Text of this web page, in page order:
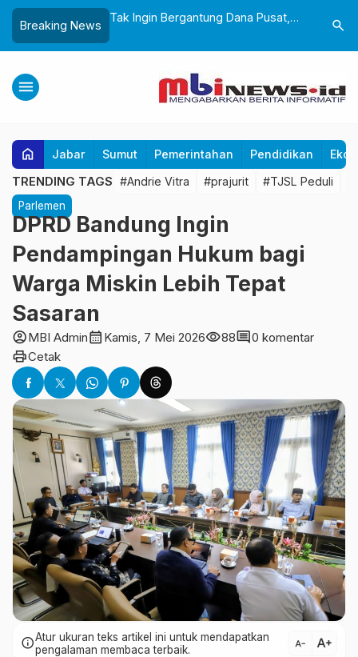
Breaking News
Mitigasi Bencana
Lewat Boneka
Tak Ingin Bergantung Dana Pusat,
PAD
Wali
Boleh
search
menu
home Jabar Sumut Pemerintahan Pendidikan
TRENDING TAGS #Andrie Vitra #prajurit #TJSL Peduli
Parlemen
DPRD Bandung Ingin
Pendampingan Hukum bagi
Warga Miskin Lebih Tepat
Sasaran
account_circleMBI Admincalendar_month Kamis, 7 Mei 2026visibility88comment0 komentar
printCetak
infoAtur ukuran teks artikel ini untuk mendapatkan
pengalaman membaca terbaik.
text_decrease text_increase